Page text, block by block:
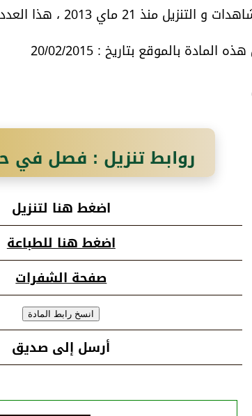
2013 ، هذا العدد لمجموع المواد المتعلقة بموضوع المادة
بالموقع بتاريخ : 20/02/2015
روابط تنزيل : فصل في
في سعي بنو هشام في
طالب رضي الله عنه
اضغط هنا لتنزيل
اضغط هنا للطباعة
صفحة الشفرات
أرسل إلى صديق